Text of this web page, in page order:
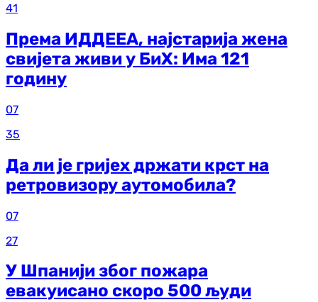
41
Према ИДДЕЕА, најстарија жена
свијета живи у БиХ: Има 121
годину
07
35
Да ли је гријех држати крст на
ретровизору аутомобила?
07
27
У Шпанији због пожара
евакуисано скоро 500 људи